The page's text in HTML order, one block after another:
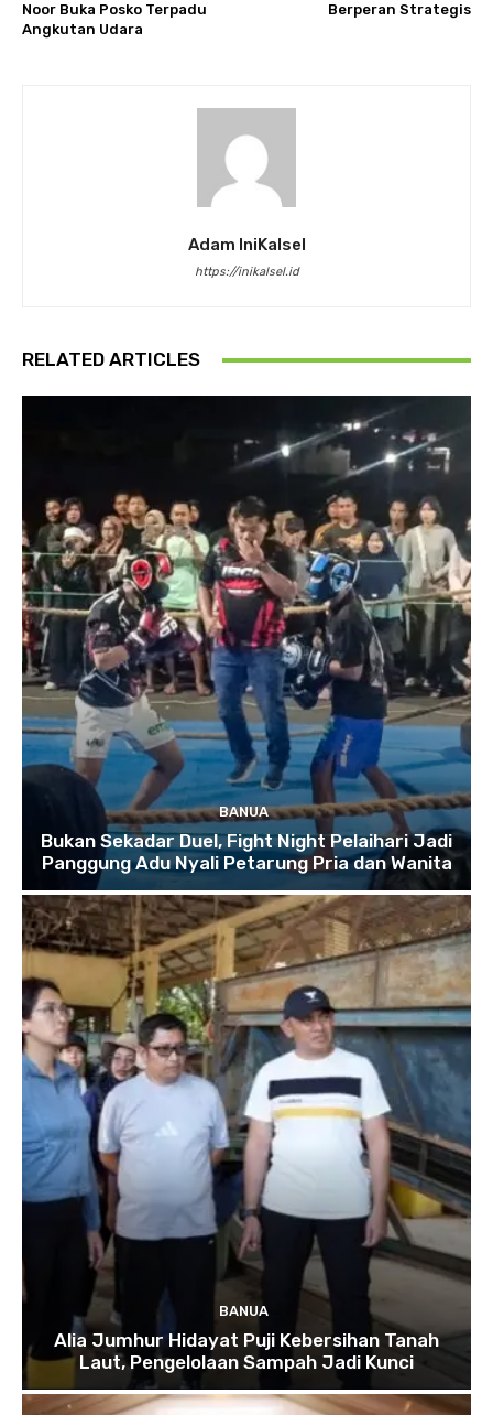
Noor Buka Posko Terpadu
Angkutan Udara
Berperan Strategis
Adam IniKalsel
https://inikalsel.id
RELATED ARTICLES
BANUA
Bukan Sekadar Duel, Fight Night Pelaihari Jadi
Panggung Adu Nyali Petarung Pria dan Wanita
BANUA
Alia Jumhur Hidayat Puji Kebersihan Tanah
Laut, Pengelolaan Sampah Jadi Kunci